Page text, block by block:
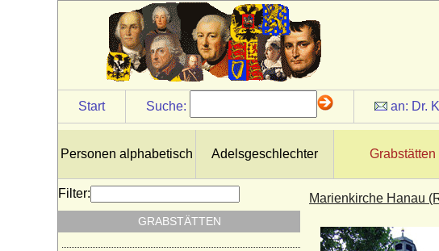
Start Suche: an: Dr.
Personen alphabetisch Adelsgeschlechter Grabstätten
Marienkirche Hanau
Filter:
GRABSTÄTTEN
Johanneskirche Hanau (ehemals
Lutherische Kirche Hanau)
Kapuzinergruft Wien
Kloster Altzella bei Nossen
Kloster Arnsburg (bei Lich in Hessen)
Klosterkirche Heilsbronn (Münster
Heilsbronn)
Kloster Lehnin
Lambertikirche in Aurich